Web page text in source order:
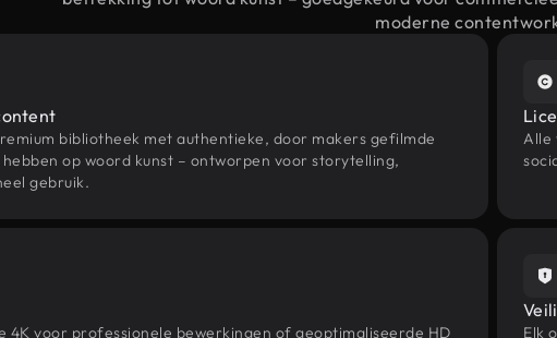
moderne
bibliotheek met authentieke, door makers gefilmde
op woord kunst – ontworpen voor storytelling,
gebruik.
Alle
4K voor professionele bewerkingen of geoptimaliseerde HD
Elk